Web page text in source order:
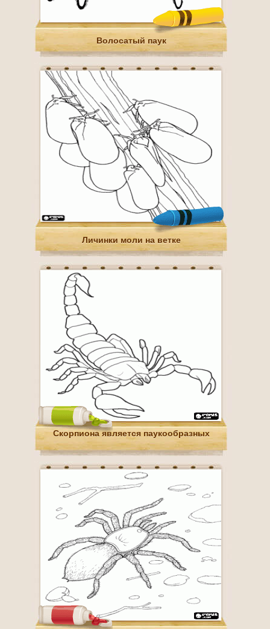
Волосатый паук
Личинки моли на ветке
Скорпиона является паукообразных